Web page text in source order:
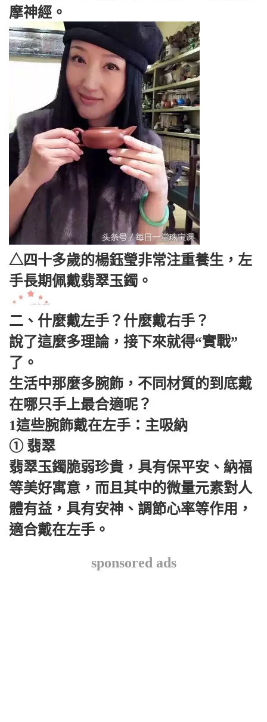
摩神經。
△四十多歲的楊鈺瑩非常注重養生，左
手長期佩戴翡翠玉鐲。
二、什麼戴左手？什麼戴右手？
說了這麼多理論，接下來就得“實戰”
了。
生活中那麼多腕飾，不同材質的到底戴
在哪只手上最合適呢？
1這些腕飾戴在左手：主吸納
① 翡翠
翡翠玉鐲脆弱珍貴，具有保平安、納福
等美好寓意，而且其中的微量元素對人
體有益，具有安神、調節心率等作用，
適合戴在左手。
sponsored ads